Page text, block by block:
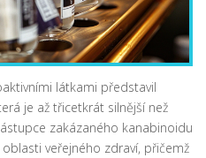
látkami představil
je až třicetkrát silnější než
zakázaného kanabinoidu
oblasti veřejného zdraví, přičemž